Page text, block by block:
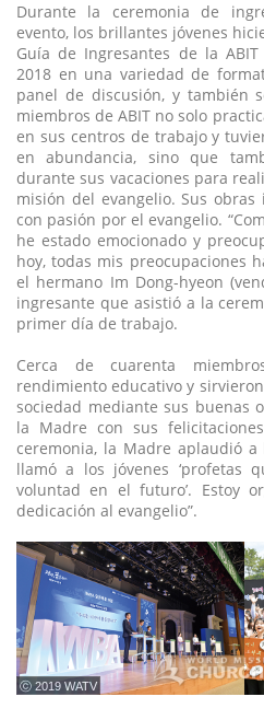
Durante la ceremonia de
evento, los brillantes jóvenes
Guía de Ingresantes de la
2018 en una variedad de
panel de discusión, y también
miembros de ABIT no solo
en sus centros de trabajo y
en abundancia, sino que
durante sus vacaciones para
misión del evangelio. Sus
con pasión por el evangelio.
he estado emocionado y
hoy, todas mis preocupaciones
el hermano Im Dong-hyeon
ingresante que asistió a la
primer día de trabajo.
Cerca de cuarenta
rendimiento educativo y
sociedad mediante sus buenas
la Madre con sus
ceremonia, la Madre aplaudió a
llamó a los jóvenes ‘profetas
voluntad en el futuro’. Estoy
dedicación al evangelio”.
ⓒ 2019 WATV